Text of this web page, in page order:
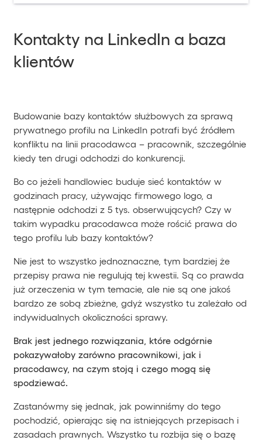
Kontakty na LinkedIn a baza
klientów
Budowanie bazy kontaktów służbowych za sprawą
prywatnego profilu na LinkedIn potrafi być źródłem
konfliktu na linii pracodawca – pracownik, szczególnie
kiedy ten drugi odchodzi do konkurencji.
Bo co jeżeli handlowiec buduje sieć kontaktów w
godzinach pracy, używając firmowego logo, a
następnie odchodzi z 5 tys. obserwujących? Czy w
takim wypadku pracodawca może rościć prawa do
tego profilu lub bazy kontaktów?
Nie jest to wszystko jednoznaczne, tym bardziej że
przepisy prawa nie regulują tej kwestii. Są co prawda
już orzeczenia w tym temacie, ale nie są one jakoś
bardzo ze sobą zbieżne, gdyż wszystko tu zależało od
indywidualnych okoliczności sprawy.
Brak jest jednego rozwiązania, które odgórnie
pokazywałoby zarówno pracownikowi, jak i
pracodawcy, na czym stoją i czego mogą się
spodziewać.
Zastanówmy się jednak, jak powinniśmy do tego
pochodzić, opierając się na istniejących przepisach i
zasadach prawnych. Wszystko tu rozbija się o bazę